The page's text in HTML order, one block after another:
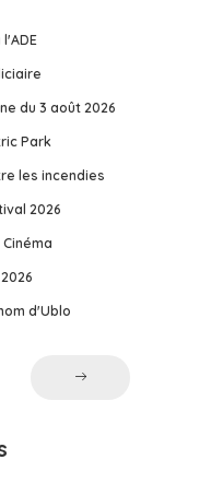
du 3 août 2026
Park
les incendies
2026
d'Ublo